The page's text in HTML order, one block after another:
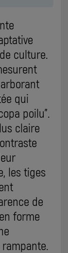
culture.
qui
poilu".
claire
les tiges
de
forme